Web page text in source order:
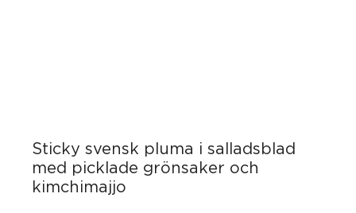
Sticky svensk pluma i salladsblad
med picklade grönsaker och
kimchimajjo